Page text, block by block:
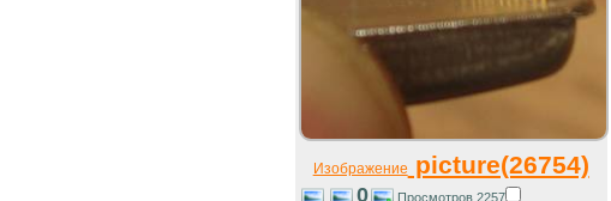
Изображение picture(26754)
0 Просмотров 2257